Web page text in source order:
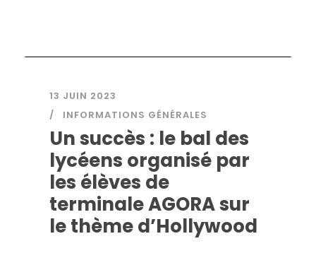
13 JUIN 2023
INFORMATIONS GÉNÉRALES
Un succès : le bal des
lycéens organisé par
les élèves de
terminale AGORA sur
le thème d’Hollywood